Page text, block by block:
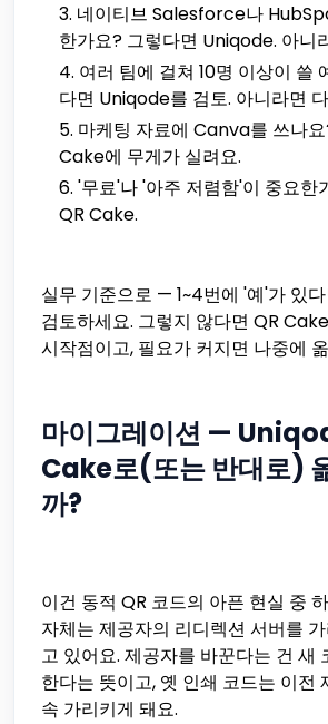
네이티브 Salesforce나
한가요? 그렇다면 Uniqode. 아니
여러 팀에 걸쳐 10명 이상이 쓸
다면 Uniqode를 검토. 아니라면
마케팅 자료에 Canva를 쓰나
Cake에 무게가 실려요.
'무료'나 '아주 저렴함'이 중요한
QR Cake.
실무 기준으로 — 1~4번에 '예'가 있
검토하세요. 그렇지 않다면 QR
시작점이고, 필요가 커지면 나중에
마이그레이션 —
Cake로(또는 반대로)
까?
이건 동적 QR 코드의 아픈 현실 중
자체는 제공자의 리디렉션 서버를
고 있어요. 제공자를 바꾼다는 건 새
한다는 뜻이고, 옛 인쇄 코드는 이전
속 가리키게 돼요.